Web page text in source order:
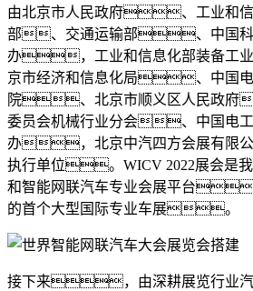
由北京市人民政府、工业和
部、交通运输部、中国科
办，工业和信息化部装备工
京市经济和信息化局、中国电
院、北京市顺义区人民政府
委员会机械行业分会、中国电工
办，北京中汽四方会展有限公
执行单位。WICV 2022展会是我
和智能网联汽车专业会展平台
的首个大型国际专业车展。
接下来，由深耕展览行业汽